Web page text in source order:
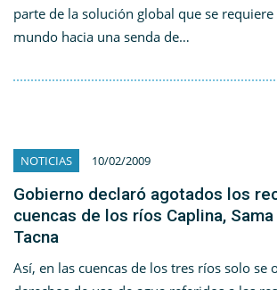
parte de la solución global que se
mundo hacia una senda de…
NOTICIAS 10/02/2009
Gobierno declaró agotados los
cuencas de los ríos Caplina,
Tacna
Así, en las cuencas de los tres ríos solo se